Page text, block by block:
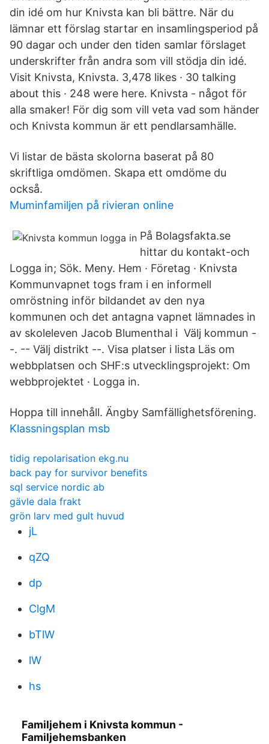
din idé om hur Knivsta kan bli bättre. När du
lämnar ett förslag startar en insamlingsperiod på
90 dagar och under den tiden samlar förslaget
underskrifter från andra som vill stödja din idé.
Visit Knivsta, Knivsta. 3,478 likes · 30 talking
about this · 248 were here. Knivsta - något för
alla smaker! För dig som vill veta vad som händer
och Knivsta kommun är ett pendlarsamhälle.
Vi listar de bästa skolorna baserat på 80
skriftliga omdömen. Skapa ett omdöme du
också.
Muminfamiljen på rivieran online
På Bolagsfakta.se
hittar du kontakt-och
Logga in; Sök. Meny. Hem · Företag · Knivsta
Kommunvapnet togs fram i en informell
omröstning inför bildandet av den nya
kommunen och det antagna vapnet lämnades in
av skoleleven Jacob Blumenthal i Välj kommun -
-. -- Välj distrikt --. Visa platser i lista Läs om
webbplatsen och SHF:s utvecklingsprojekt: Om
webbprojektet · Logga in.
Hoppa till innehåll. Ängby Samfällighetsförening.
Klassningsplan msb
tidig repolarisation ekg.nu
back pay for survivor benefits
sql service nordic ab
gävle dala frakt
grön larv med gult huvud
jL
qZQ
dp
ClgM
bTlW
lW
hs
Familjehem i Knivsta kommun -
Familjehemsbanken